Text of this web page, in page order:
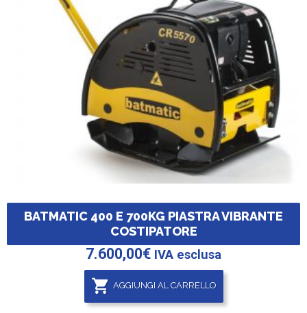
BATMATIC 400 E 700KG PIASTRA VIBRANTE
COSTIPATORE
7.600,00€ IVA esclusa
AGGIUNGI AL CARRELLO